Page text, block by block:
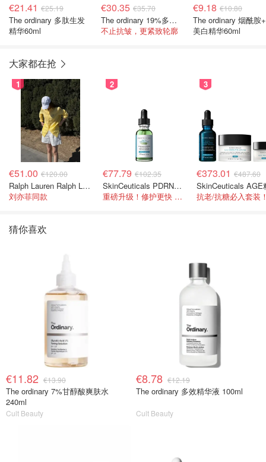
€21.41 €25.19
The ordinary 多肽生发
精华60ml
€30.35 €35.70
The ordinary 19%多肽与透明质酸精华 60ml
不止抗皱，更紧致轮廓
€9.18 €10.80
The ordinary 烟酰胺
美白精华60ml
大家都在抢
1
€51.00 €120.00
Ralph Lauren Ralph Lauren 男童亚麻衬衫
刘亦菲同款
2
€77.79 €102.35
SkinCeuticals PDRN色修精华 30ml
重磅升级！修护更快 皮肤更健康！
3
€373.01 €487.60
猜你喜欢
€11.82 €13.90
The ordinary 7%甘醇酸爽肤水
240ml
Cult Beauty
€8.78 €12.19
The ordinary 多效精华液 100ml
Cult Beauty